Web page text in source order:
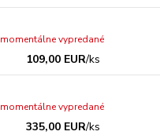
109,00 EUR/ks
momentálne vypredané
335,00 EUR/ks
momentálne vypredané